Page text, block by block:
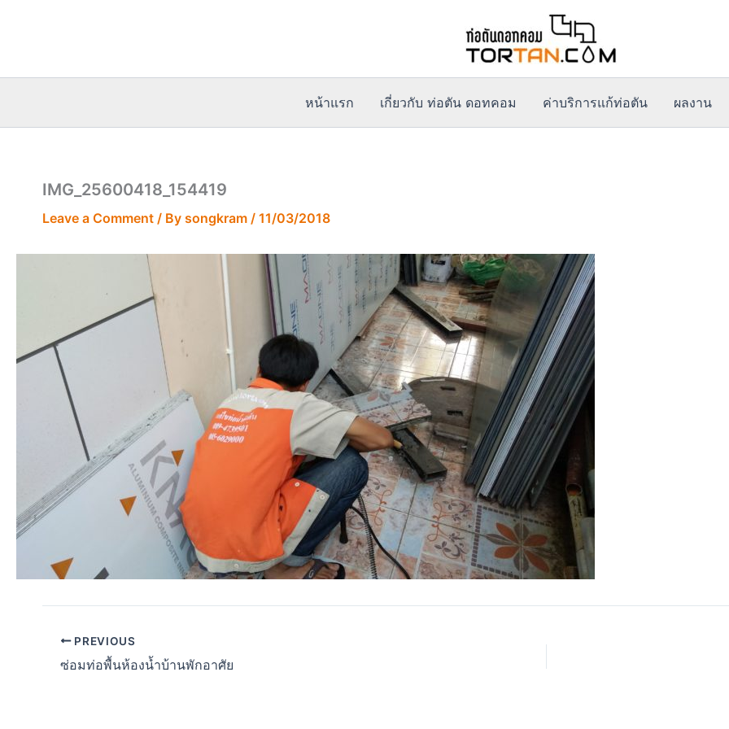
หน้าแรก เกี่ยวกับ ท่อตัน ดอทคอม ค่าบริการแก้ท่อตัน ผลงาน
IMG_25600418_154419
Leave a Comment / By songkram / 11/03/2018
PREVIOUS
ซ่อมท่อพื้นห้องน้ำบ้านพักอาศัย